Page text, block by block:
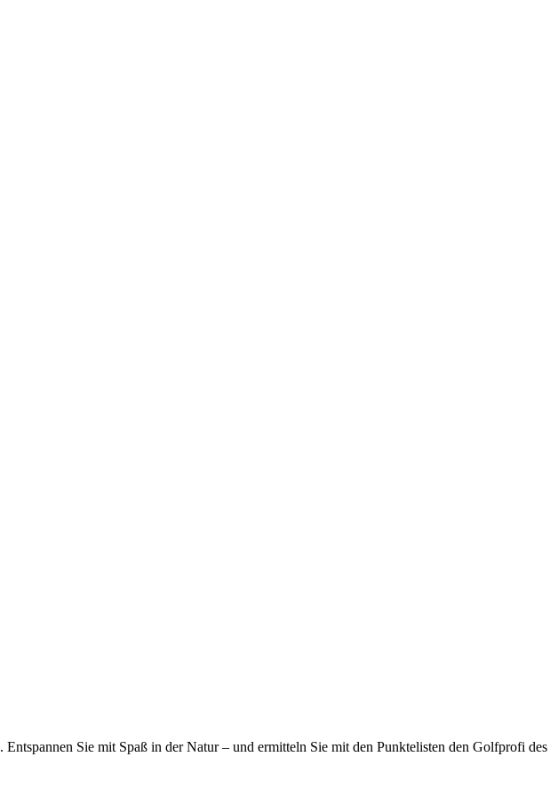
. Entspannen Sie mit Spaß in der Natur – und ermitteln Sie mit den Punktelisten den Golfprofi des